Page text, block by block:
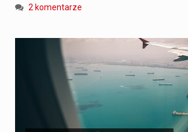
2 komentarze